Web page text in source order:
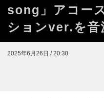
song」アコー
ションver.を音
2025年6月26日 / 20:30